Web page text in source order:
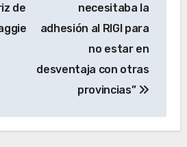
de
necesitaba la
adhesión al RIGI para
no estar en
desventaja con otras
provincias”